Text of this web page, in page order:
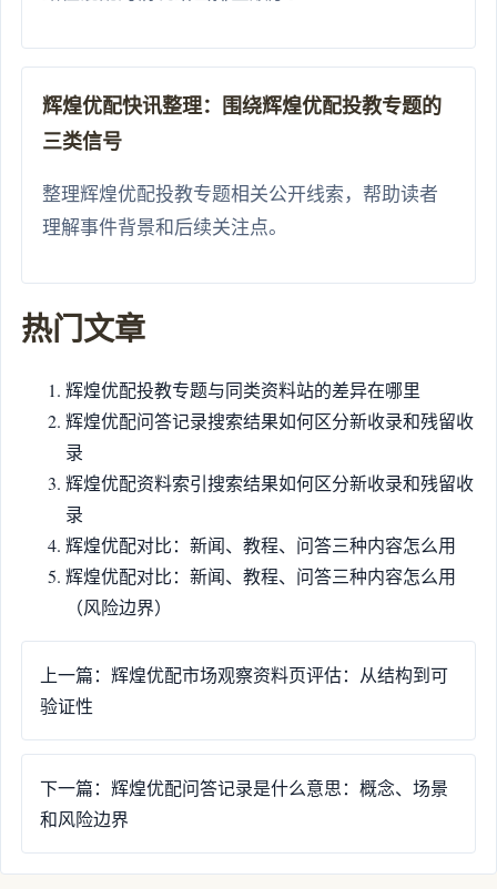
辉煌优配快讯整理：围绕辉煌优配投教专题的
三类信号
整理辉煌优配投教专题相关公开线索，帮助读者
理解事件背景和后续关注点。
热门文章
辉煌优配投教专题与同类资料站的差异在哪里
辉煌优配问答记录搜索结果如何区分新收录和残留收
录
辉煌优配资料索引搜索结果如何区分新收录和残留收
录
辉煌优配对比：新闻、教程、问答三种内容怎么用
辉煌优配对比：新闻、教程、问答三种内容怎么用
（风险边界）
上一篇：辉煌优配市场观察资料页评估：从结构到可
验证性
下一篇：辉煌优配问答记录是什么意思：概念、场景
和风险边界